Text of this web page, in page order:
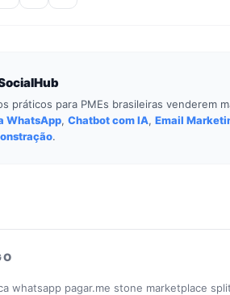
práticos para PMEs brasileiras venderem
WhatsApp, Chatbot com IA, Email
.
whatsapp pagar.me stone marketplace